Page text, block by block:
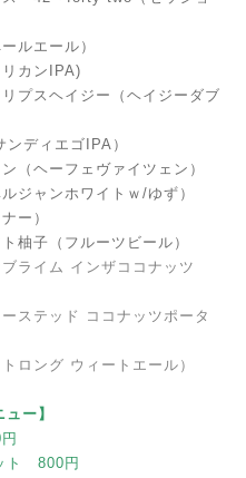
ルエール）
カンIPA)
プスヘイジー（ヘイジーダブ
ディエゴIPA）
（ヘーフェヴァイツェン）
ジャンホワイトｗ/ゆず）
ー）
柚子（フルーツビール）
ライム インザココナッツ
ステッド ココナッツポータ
ロング ウィートエール）
ー】
ト 800円